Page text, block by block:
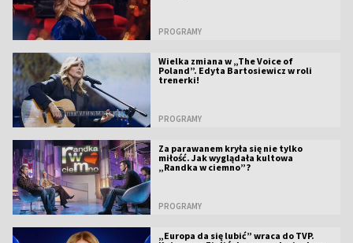
PROGRAMY
Wielka zmiana w „The Voice of
Poland”. Edyta Bartosiewicz w roli
trenerki!
PROGRAMY
Za parawanem kryła się nie tylko
miłość. Jak wyglądała kultowa
„Randka w ciemno”?
PROGRAMY
„Europa da się lubić” wraca do TVP.